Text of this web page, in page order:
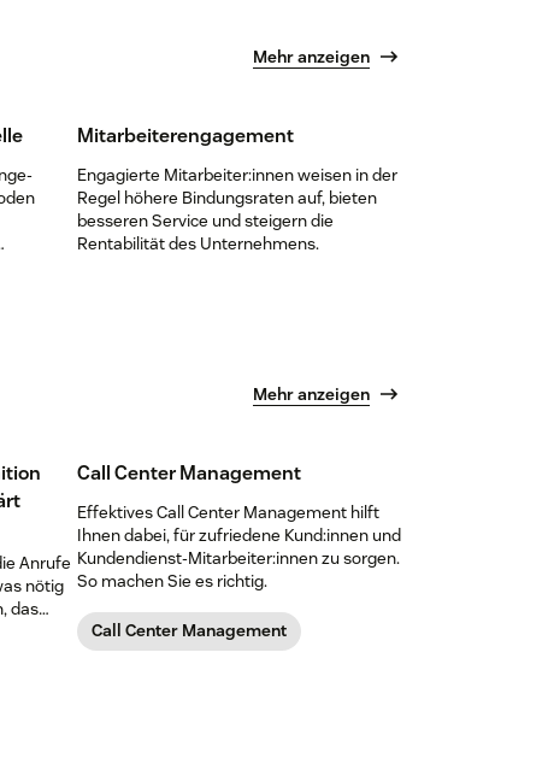
Mehr anzeigen
Mitarbeiterengagement
Engagierte Mitarbeiter:innen weisen in der
Regel höhere Bindungsraten auf, bieten
besseren Service und steigern die
Rentabilität des Unternehmens.
Mehr anzeigen
Anrufe
nötig
das
Call Center Management
Effektives Call Center Management hilft
Ihnen dabei, für zufriedene Kund:innen und
Kundendienst-Mitarbeiter:innen zu sorgen.
So machen Sie es richtig.
Call Center Management